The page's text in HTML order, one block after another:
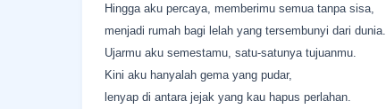
Hingga aku percaya, memberimu semua tanpa sisa,
menjadi rumah bagi lelah yang tersembunyi dari dunia.
Ujarmu aku semestamu, satu-satunya tujuanmu.
Kini aku hanyalah gema yang pudar,
lenyap di antara jejak yang kau hapus perlahan.